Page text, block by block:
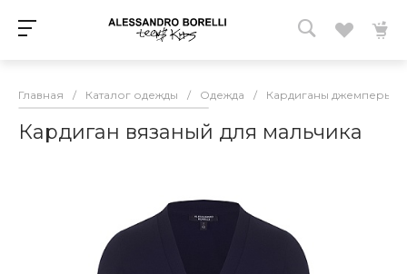
Главная / Каталог одежды / Одежда / Кардиганы джемперы
Кардиган вязаный для мальчика